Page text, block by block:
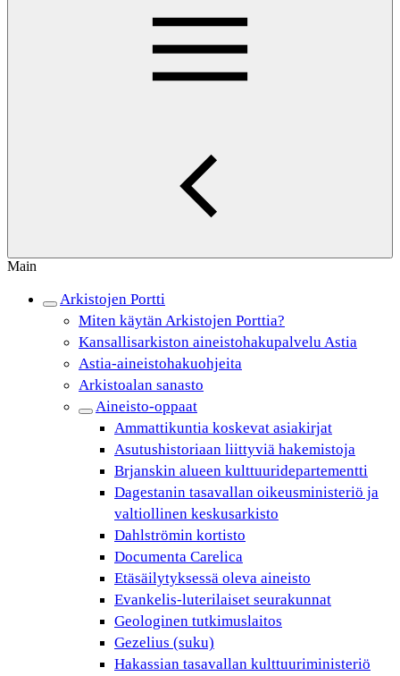
Main
Arkistojen Portti
Miten käytän Arkistojen Porttia?
Kansallisarkiston aineistohakupalvelu Astia
Astia-aineistohakuohjeita
Arkistoalan sanasto
Aineisto-oppaat
Ammattikuntia koskevat asiakirjat
Asutushistoriaan liittyviä hakemistoja
Brjanskin alueen kulttuuridepartementti
Dagestanin tasavallan oikeusministeriö ja
valtiollinen keskusarkisto
Dahlströmin kortisto
Documenta Carelica
Etäsäilytyksessä oleva aineisto
Evankelis-luterilaiset seurakunnat
Geologinen tutkimuslaitos
Gezelius (suku)
Hakassian tasavallan kulttuuriministeriö